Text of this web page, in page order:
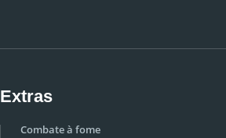
Extras
Combate à fome